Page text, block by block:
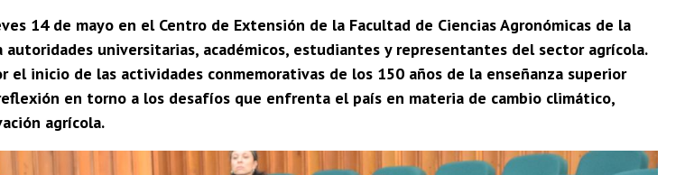
14 de mayo en el Centro de Extensión de la Facultad de Ciencias Agronómicas de la
autoridades universitarias, académicos, estudiantes y representantes del sector agrícola.
el inicio de las actividades conmemorativas de los 150 años de la enseñanza superior
en torno a los desafíos que enfrenta el país en materia de cambio climático,
agrícola.